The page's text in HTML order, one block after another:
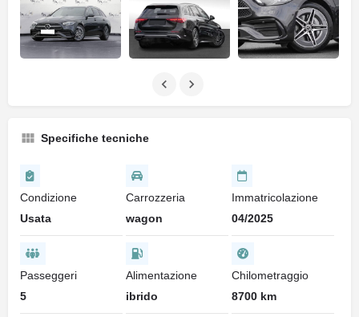
Specifiche tecniche
Condizione
Usata
Carrozzeria
wagon
Immatricolazione
04/2025
Passeggeri
5
Alimentazione
ibrido
Chilometraggio
8700 km